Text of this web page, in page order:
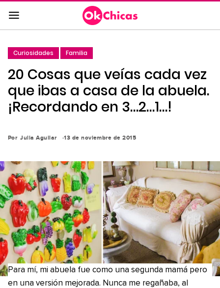
Saltar
al
contenido
a
la
navegación
principal
Curiosidades Familia
20 Cosas que veías cada vez
que ibas a casa de la abuela.
¡Recordando en 3…2…1…!
Por Julia Aguilar 13 de noviembre de 2015
Para mí, mi abuela fue como una segunda mamá pero
en una versión mejorada. Nunca me regañaba, al